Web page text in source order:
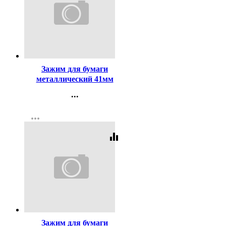
Зажим для бумаги
металлический 41мм
...
Регистрация
more_horiz
equalizer
Зажим для бумаги